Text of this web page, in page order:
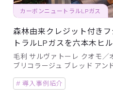
カーボンニュートラルLPガス
森林由来クレジット付き
トラルLPガスを六本木ヒ
毛利 サルヴァトーレ クオモ／
ブリコラージュ ブレッド アン
# 導入事例紹介